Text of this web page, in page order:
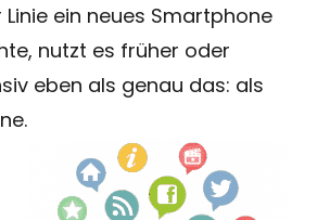
ein neues Smartphone
nutzt es früher oder
eben als genau das: als